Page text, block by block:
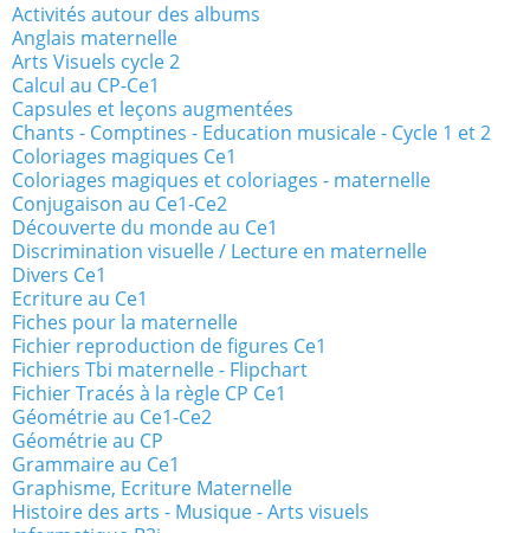
Activités autour des albums
Anglais maternelle
Arts Visuels cycle 2
Calcul au CP-Ce1
Capsules et leçons augmentées
Chants - Comptines - Education musicale - Cycle 1 et 2
Coloriages magiques Ce1
Coloriages magiques et coloriages - maternelle
Conjugaison au Ce1-Ce2
Découverte du monde au Ce1
Discrimination visuelle / Lecture en maternelle
Divers Ce1
Ecriture au Ce1
Fiches pour la maternelle
Fichier reproduction de figures Ce1
Fichiers Tbi maternelle - Flipchart
Fichier Tracés à la règle CP Ce1
Géométrie au Ce1-Ce2
Géométrie au CP
Grammaire au Ce1
Graphisme, Ecriture Maternelle
Histoire des arts - Musique - Arts visuels